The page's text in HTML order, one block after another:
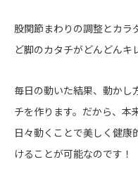
股関節まわりの調整とカラ
ど脚のカタチがどんどんキ
毎日の動いた結果、動かし
チを作ります。だから、本
日々動くことで美しく健康
けることが可能なのです！